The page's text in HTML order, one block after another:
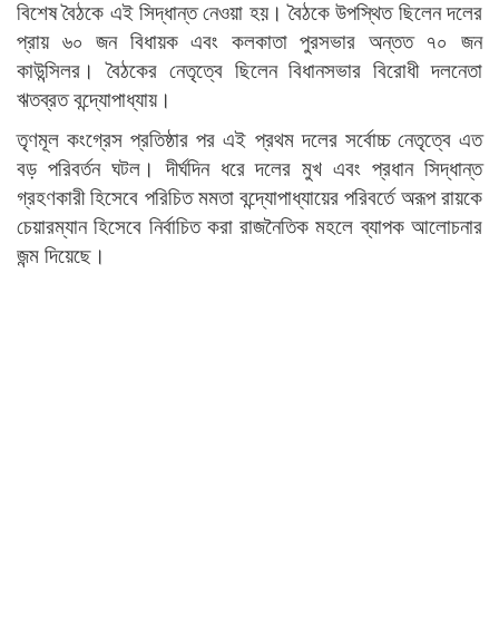
বিশেষ বৈঠকে এই সিদ্ধান্ত নেওয়া হয়। বৈঠকে উপস্থিত ছিলেন দলের
প্রায় ৬০ জন বিধায়ক এবং কলকাতা পুরসভার অন্তত ৭০ জন
কাউন্সিলর। বৈঠকের নেতৃত্বে ছিলেন বিধানসভার বিরোধী দলনেতা
ঋতব্রত বন্দ্যোপাধ্যায়।
তৃণমূল কংগ্রেস প্রতিষ্ঠার পর এই প্রথম দলের সর্বোচ্চ নেতৃত্বে এত
বড় পরিবর্তন ঘটল। দীর্ঘদিন ধরে দলের মুখ এবং প্রধান সিদ্ধান্ত
গ্রহণকারী হিসেবে পরিচিত মমতা বন্দ্যোপাধ্যায়ের পরিবর্তে অরূপ রায়কে
চেয়ারম্যান হিসেবে নির্বাচিত করা রাজনৈতিক মহলে ব্যাপক আলোচনার
জন্ম দিয়েছে।